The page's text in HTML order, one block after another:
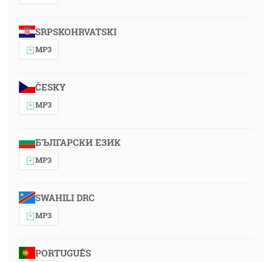
SRPSKOHRVATSKI
MP3
ČESKY
MP3
БЪЛГАРСКИ ЕЗИК
MP3
SWAHILI DRC
MP3
PORTUGUÊS